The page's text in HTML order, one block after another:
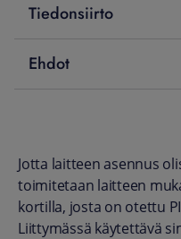
Tiedonsiirto
Ehdot
Jotta laitteen asennus
toimitetaan laitteen
kortilla, josta on otettu
Liittymässä käytettävä